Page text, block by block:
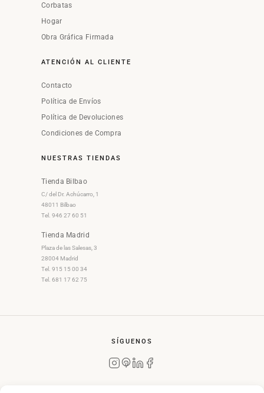
Corbatas
Hogar
Obra Gráfica Firmada
ATENCIÓN AL CLIENTE
Contacto
Política de Envíos
Política de Devoluciones
Condiciones de Compra
NUESTRAS TIENDAS
Tienda Bilbao
C/ del Dr. Achúcarro, 1
48011 Bilbao
Tel. 946 27 60 51
Tienda Madrid
Plaza de las Salesas, 3
28004 Madrid
Tel. 915 15 00 34
Tel. 681 17 62 75
SÍGUENOS